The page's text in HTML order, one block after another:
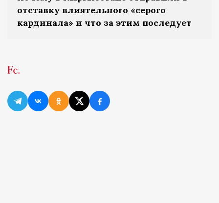
отставку влиятельного «серого
кардинала» и что за этим последует